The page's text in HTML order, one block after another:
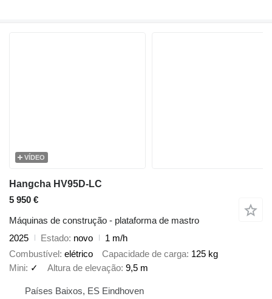
VÍDEO
Hangcha HV95D-LC
5 950 €
Máquinas de construção - plataforma de mastro
2025
Estado novo
1 m/h
Combustível elétrico Capacidade de carga 125 kg
Mini ✓ Altura de elevação 9,5 m
Países Baixos, ES Eindhoven